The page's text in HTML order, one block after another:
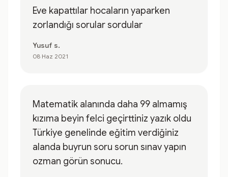
Eve kapattılar hocaların yaparken
zorlandığı sorular sordular
Yusuf s.
08 Haz 2021
Matematik alanında daha 99 almamış
kızıma beyin felci geçirttiniz yazık oldu
Türkiye genelinde eğitim verdiğiniz
alanda buyrun soru sorun sınav yapın
ozman görün sonucu.